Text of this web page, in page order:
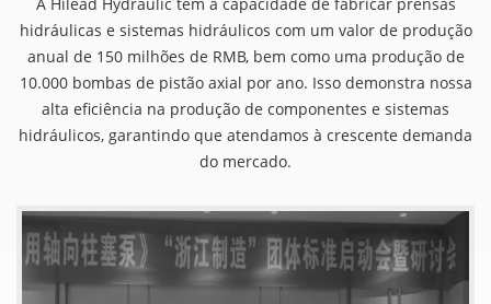
hidráulicas e sistemas hidráulicos com um valor de produção
anual de 150 milhões de RMB, bem como uma produção de
10.000 bombas de pistão axial por ano. Isso demonstra nossa
alta eficiência na produção de componentes e sistemas
hidráulicos, garantindo que atendamos à crescente demanda
do mercado.